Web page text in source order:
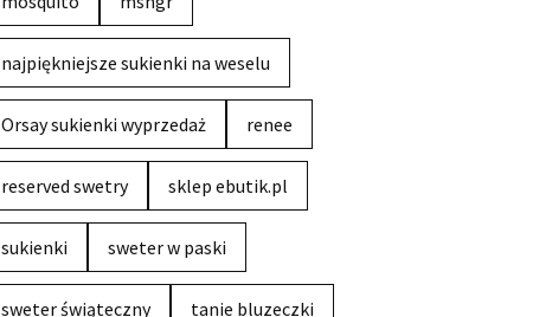
najpiękniejsze sukienki na weselu
Orsay sukienki wyprzedaż renee
reserved swetry sklep ebutik.pl
sukienki sweter w paski
sweter świąteczny tanie bluzeczki